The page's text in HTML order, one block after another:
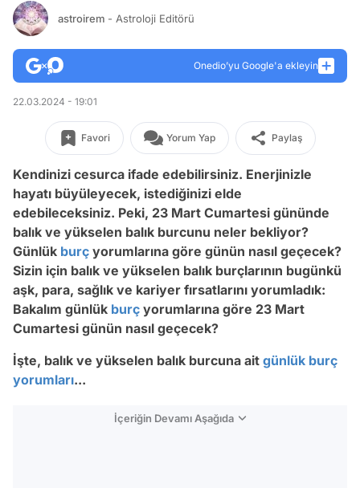
astroirem - Astroloji Editörü
Onedio’yu Google'a ekleyin
22.03.2024 - 19:01
Favori Yorum Yap Paylaş
Kendinizi cesurca ifade edebilirsiniz. Enerjinizle
hayatı büyüleyecek, istediğinizi elde
edebileceksiniz. Peki, 23 Mart Cumartesi gününde
balık ve yükselen balık burcunu neler bekliyor?
Günlük burç yorumlarına göre günün nasıl geçecek?
Sizin için balık ve yükselen balık burçlarının bugünkü
aşk, para, sağlık ve kariyer fırsatlarını yorumladık:
Bakalım günlük burç yorumlarına göre 23 Mart
Cumartesi günün nasıl geçecek?
İşte, balık ve yükselen balık burcuna ait günlük burç
yorumları...
İçeriğin Devamı Aşağıda